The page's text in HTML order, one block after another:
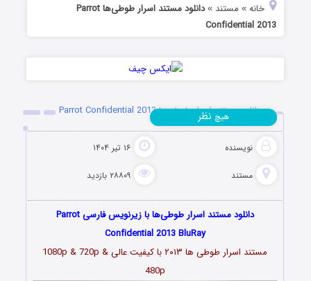
خانه » مستند »
دانلود مستند اسرار طوطی‌ها Parrot
Confidential 2013
دانلود مستند اسرار طوطی‌ها Parrot Confidential 2013
نویسنده ۱۶ تیر ۱۴۰۴
مستند ۲۸۸۰۹ بازدید
هیچ نظر
دانلود مستند اسرار طوطی‌ها با زیرنویس فارسی Parrot
Confidential 2013 BluRay
مستند اسرار طوطی‌ ها ۲۰۱۳ با کیفیت عالی 1080p & 720p &
480p